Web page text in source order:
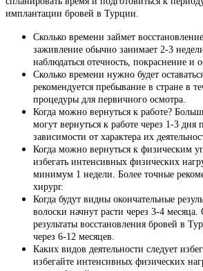
имплантации бровей в Турции.
Сколько времени займет
заживление обычно занимает 2-3
наблюдаться отечность, покраснение и
Сколько времени нужно будет
рекомендуется пребывание в стране в
процедуры для первичного осмотра.
Когда можно вернуться к работе?
могут вернуться к работе через 1-3 дня
зависимости от характера их
Когда можно вернуться к физическим
избегать интенсивных физических
минимум 1 недели. Более точные
хирург.
Когда будут видны окончательные
волоски начнут расти через 3-4
результаты восстановления бровей в
через 6-12 месяцев.
Каких видов деятельности следует
избегайте интенсивных физических